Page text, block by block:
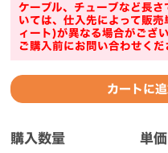
ケーブル、チューブなど長さ
いては、仕入先によって販
ィート)が異なる場合がござい
ご購入前にお問い合わせくだ
購入数量
単